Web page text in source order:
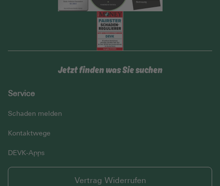
Jetzt finden was Sie suchen
Service
Schaden melden
Kontaktwege
DEVK-Apps
Vertrag Widerrufen